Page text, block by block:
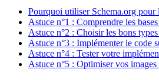
Pourquoi utiliser Schema.org pour
Astuce n°1 : Comprendre les
Astuce n°2 : Choisir les bons
Astuce n°3 : Implémenter le code
Astuce n°4 : Tester votre
Astuce n°5 : Optimiser vos